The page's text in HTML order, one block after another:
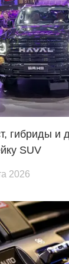
гибриды и
SUV
2026